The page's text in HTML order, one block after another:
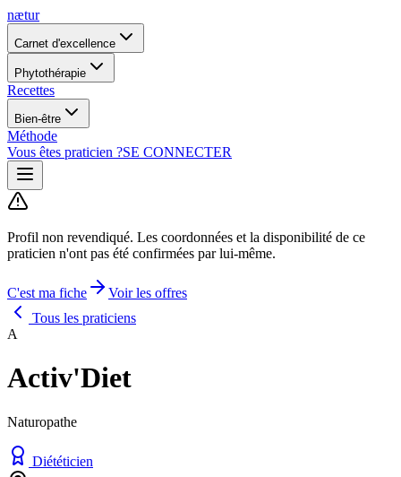
nætur
Carnet d'excellence
Phytothérapie
Recettes
Bien-être
Méthode
Vous êtes praticien ?SE CONNECTER
Profil non revendiqué. Les coordonnées et la disponibilité de ce
praticien n'ont pas été confirmées par lui-même.
C'est ma fiche
Voir les offres
Tous les praticiens
A
Activ'Diet
Naturopathe
Diététicien